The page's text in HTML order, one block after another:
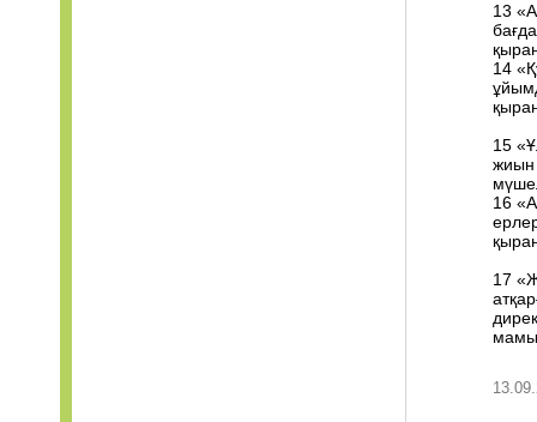
13
14
15
жиын
16
17